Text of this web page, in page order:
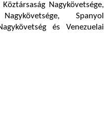
Nagykövetsége,
Spanyol
és Venezuelai